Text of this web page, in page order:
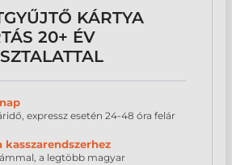
KÁRTYA
20+ ÉV
expressz esetén 24-48 óra felár
kasszarendszerhez
a legtöbb magyar